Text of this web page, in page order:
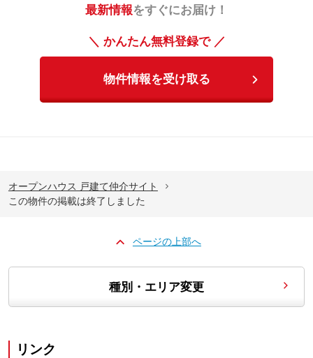
最新情報をすぐにお届け！
＼ かんたん無料登録で ／
物件情報を受け取る
オープンハウス 戸建て仲介サイト
この物件の掲載は終了しました
ページの上部へ
種別・エリア変更
リンク